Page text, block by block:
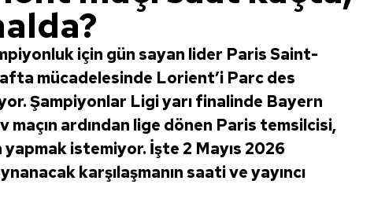
için gün sayan lider Paris Saint-
mücadelesinde Lorient’i Parc des
Şampiyonlar Ligi yarı finalinde Bayern
maçın ardından lige dönen Paris temsilcisi,
yapmak istemiyor. İşte 2 Mayıs 2026
karşılaşmanın saati ve yayıncı